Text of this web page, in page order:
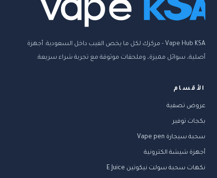
Vape Hub KSA - مركزك لكل ما يخص الفيب داخل السعودية. أجهزة
أصلية، سوائل مميزة، وملحقات موثوقة مع تجربة شراء سريعة.
الأقسام
عروض تصفية
بكجات توفير
سحبة سيجارة Vape pen
أجهزة شيشة الكترونية
نكهات سحبة سولت نيكوتين E Juice